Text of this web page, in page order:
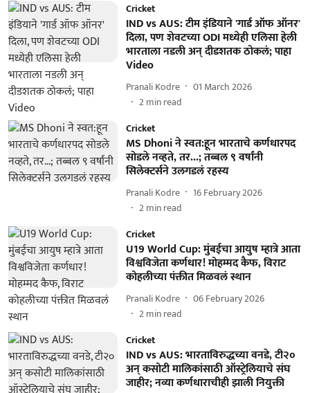
Cricket
IND vs AUS: टीम इंडियाने 'गार्ड ऑफ ऑनर'
दिला, पण शेवटच्या ODI मध्येही एलिसा हेली
भारताला नडली अन् दीडशतक ठोकलं; पाहा
Video
Pranali Kodre
01 March 2026
2min read
Cricket
MS Dhoni ने स्वत:हून भारताचे कर्णधारपद
सोडले नव्हते, तर...; तब्बल ९ वर्षांनी
सिलेक्टर्सने उलगडलं रहस्य
Pranali Kodre
16 February 2026
2min read
Cricket
U19 World Cup: मुंबईचा आयुष म्हात्रे आता
विश्वविजेता कर्णधार! मोहम्मद कैफ, विराट
कोहलीच्या पंक्तीत मिळवलं स्थान
Pranali Kodre
06 February 2026
2min read
Cricket
IND vs AUS: भारताविरुद्धच्या वनडे, टी२०
अन् कसोटी मालिकांसाठी ऑस्ट्रेलियाचे संघ
जाहीर; नव्या कर्णधाराचीही झाली नियुक्ती